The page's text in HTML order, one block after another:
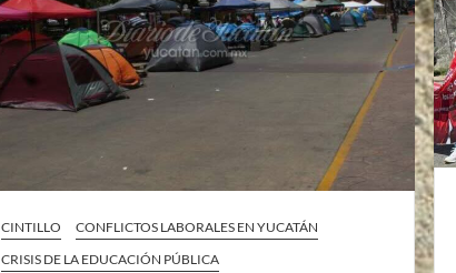
CINTILLO
CONFLICTOS LABORALES EN YUCATÁN
CRISIS DE LA EDUCACIÓN PÚBLICA